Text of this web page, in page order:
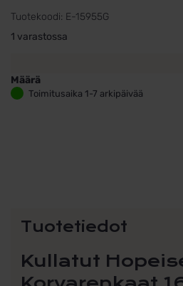
Tuotekoodi: E-15955G
1 varastossa
Määrä
KullatutToimitusaika 1-7 arkipäivää
Tuotetiedot
Kullatut